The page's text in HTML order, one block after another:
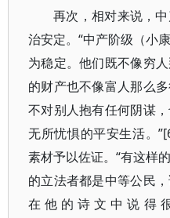
再次，相对来说，
治安定。“中产阶级（小
为稳定。他们既不像穷
的财产也不像富人那么
不对别人抱有任何阴谋
无所忧惧的平安生活。
素材予以佐证。“有这样
的立法者都是中等公民
在他的诗文中说得